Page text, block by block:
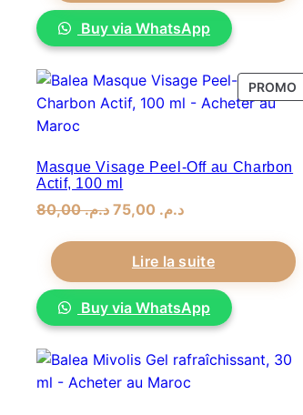
Buy via WhatsApp
PROMO
Masque Visage Peel-Off au Charbon
Actif, 100 ml
د.م.
80,00
Le
était :
د.م. 80,00.
د.م.
Le
est :
Lire la suite
Buy via WhatsApp